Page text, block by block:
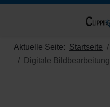
Mobile Menu Toggle
Aktuelle Seite: Startseite
Digitale Bildbearbeitung